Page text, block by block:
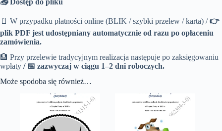
📄 W przypadku płatności online (BLIK / szybki przelew / karta) /👉
plik PDF jest udostępniany automatycznie od razu po opłaceniu
zamówienia.
🏦 Przy przelewie tradycyjnym realizacja następuje po zaksięgowaniu
wpłaty / 📅 zazwyczaj w ciągu 1–2 dni roboczych.
Może spodoba się również…